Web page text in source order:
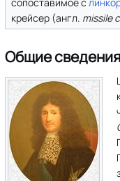
крейсер (англ. missile
Общие сведения